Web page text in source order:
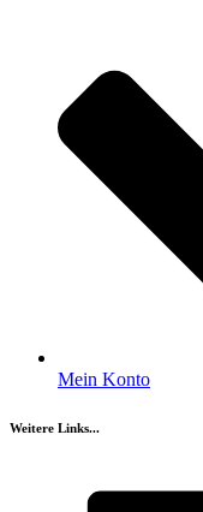
Mein Konto
Weitere Links...